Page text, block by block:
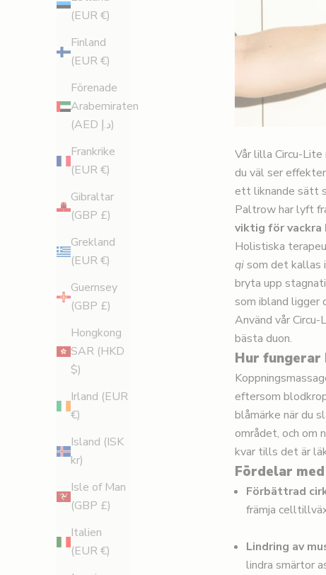
(EUR €)
Finland
(EUR €)
Förenade
Arabemiraten
(AED د.إ)
Frankrike
(EUR €)
Gibraltar
(GBP £)
Grekland
(EUR €)
Guernsey
(GBP £)
Hongkong
SAR (HKD
$)
Irland (EUR
€)
Island (ISK
kr)
Isle of Man
(GBP £)
Italien
(EUR €)
Vår lilla Circu-Lite
du väl ser
ett liknande sätt
Paltrow har lyft
viktig för vackra
Holistiska
qisom det kallas
bryta upp
som ibland ligger
Använd vår
bästa duon.
Hur fungerar
eftersom
blåmärke när du
området, och om
kvar tills det är
Fördelar
Förbättrad
främja
Lindring av
lindra smärtor